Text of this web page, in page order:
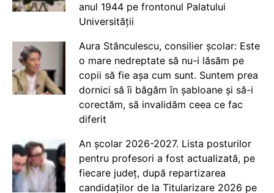
anul 1944 pe frontonul Palatului
Universității
Aura Stănculescu, consilier școlar: Este
o mare nedreptate să nu-i lăsăm pe
copii să fie așa cum sunt. Suntem prea
dornici să îi băgăm în șabloane și să-i
corectăm, să invalidăm ceea ce fac
diferit
An școlar 2026-2027. Lista posturilor
pentru profesori a fost actualizată, pe
fiecare județ, după repartizarea
candidaților de la Titularizare 2026 pe